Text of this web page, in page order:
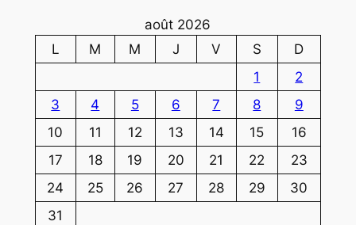
août 2026
L
M M J V S
D
1
2
3
4 5 6 7 8
9
10
11 12 13 14 15
16
17
18 19 20 21 22
23
24
25 26 27 28 29
30
31